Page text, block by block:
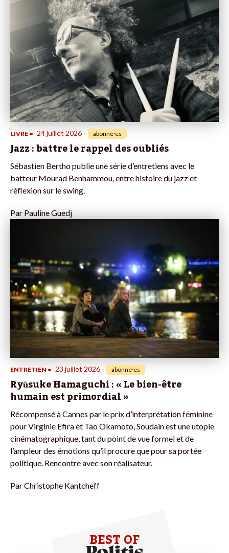
LIVRE • 24 juillet 2026 abonné·es
Jazz : battre le rappel des oubliés
Sébastien Bertho publie une série d’entretiens avec le
batteur Mourad Benhammou, entre histoire du jazz et
réflexion sur le swing.
Par Pauline Guedj
ENTRETIEN • 23 juillet 2026 abonné·es
Ryūsuke Hamaguchi : « Le bien-être
humain est primordial »
Récompensé à Cannes par le prix d’interprétation féminine
pour Virginie Efira et Tao Okamoto, Soudain est une utopie
cinématographique, tant du point de vue formel et de
l’ampleur des émotions qu’il procure que pour sa portée
politique. Rencontre avec son réalisateur.
ParChristophe Kantcheff
BEST OF